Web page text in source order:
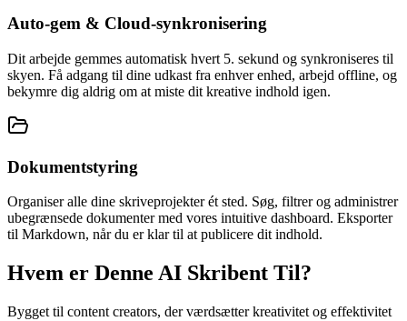
Auto-gem & Cloud-synkronisering
Dit arbejde gemmes automatisk hvert 5. sekund og synkroniseres til
skyen. Få adgang til dine udkast fra enhver enhed, arbejd offline, og
bekymre dig aldrig om at miste dit kreative indhold igen.
Dokumentstyring
Organiser alle dine skriveprojekter ét sted. Søg, filtrer og administrer
ubegrænsede dokumenter med vores intuitive dashboard. Eksporter
til Markdown, når du er klar til at publicere dit indhold.
Hvem er Denne AI Skribent Til?
Bygget til content creators, der værdsætter kreativitet og effektivitet